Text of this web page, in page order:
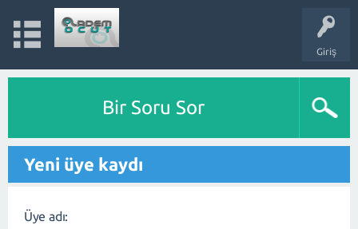
Giriş
Bir Soru Sor
Yeni üye kaydı
Üye adı: